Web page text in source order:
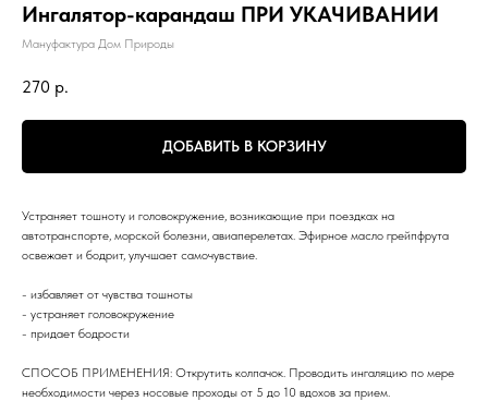
Ингалятор-карандаш ПРИ УКАЧИВАНИИ
Мануфактура Дом Природы
270 р.
ДОБАВИТЬ В КОРЗИНУ
Устраняет тошноту и головокружение, возникающие при поездках на
автотранспорте, морской болезни, авиаперелетах. Эфирное масло грейпфрута
освежает и бодрит, улучшает самочувствие.
- избавляет от чувства тошноты
- устраняет головокружение
- придает бодрости
СПОСОБ ПРИМЕНЕНИЯ: Открутить колпачок. Проводить ингаляцию по мере
необходимости через носовые проходы от 5 до 10 вдохов за прием.